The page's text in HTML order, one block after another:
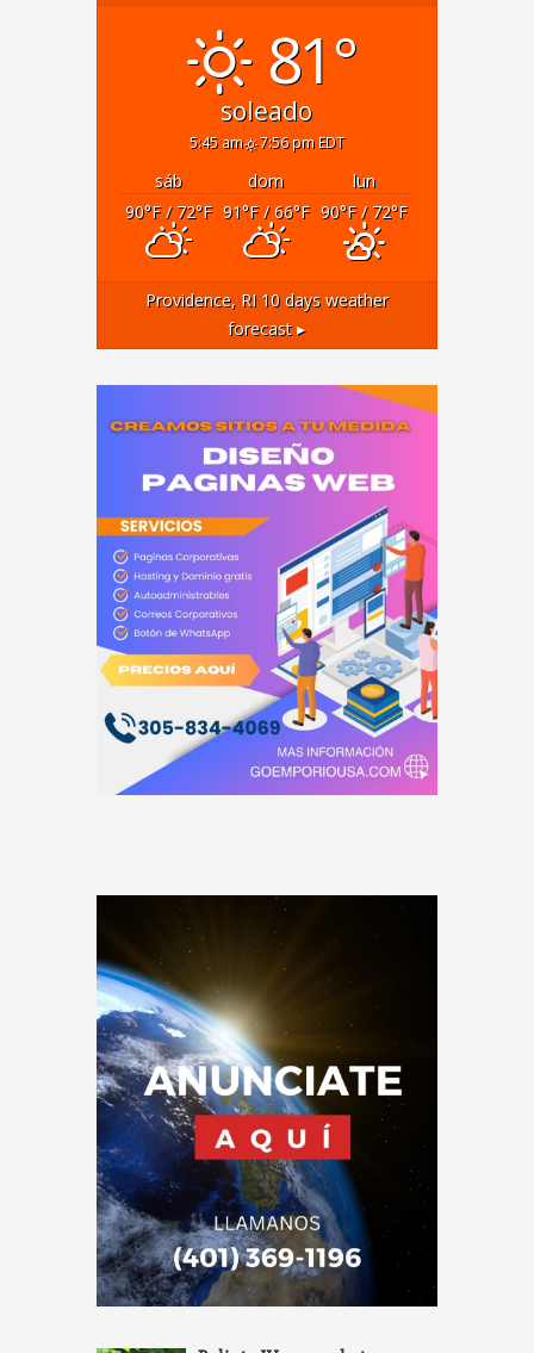
81°
soleado
5:45 am 7:56 pm EDT
sáb dom
lun
90°F/ 72°F 91°F/ 66°F 90°F/ 72°F
Providence, RI10 days weather
forecast ▸